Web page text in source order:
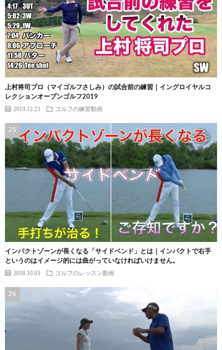
上村将司プロ（マイゴルフさしみ）の試合前の練習｜イングロイヤルコ
レクションオープンゴルフ2019
2019.12.23 ゴルフの練習動画
インパクトゾーンが長くなる「サイドベンド」とは｜インパクトで右手
というのはイメージ的には曲がっていなければいけません。
2018.10.03 ゴルフのレッスン動画